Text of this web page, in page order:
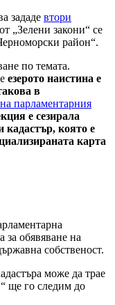
зададе втори
„Зелени закони“ се
район“.
по темата.
езерото наистина е
в
парламентарния
е сезирала
кадастър, която е
карта
за обявяване на
собственост.
може да трае
ще го следим до